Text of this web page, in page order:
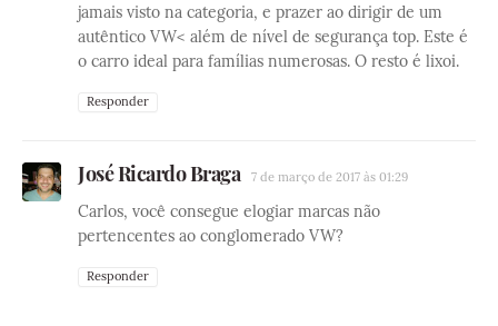
jamais visto na categoria, e prazer ao dirigir de um
autêntico VW< além de nível de segurança top. Este é
o carro ideal para famílias numerosas. O resto é lixoi.
Responder
José Ricardo Braga 7 de março de 2017 às 01:29
Carlos, você consegue elogiar marcas não
pertencentes ao conglomerado VW?
Responder